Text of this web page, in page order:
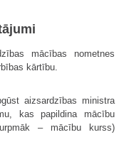
mācības nometnes
kārtību.
aizsardzības ministra
kas papildina mācību
– mācību kurss)